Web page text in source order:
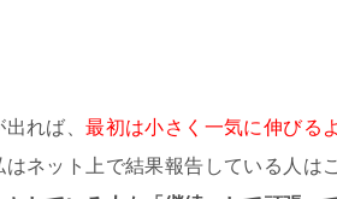
出れば、最初は小さく一気に伸びる
はネット上で結果報告している人は